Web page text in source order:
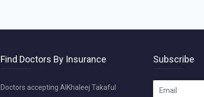
Find Doctors By Insurance
Doctors accepting AlKhaleej Takaful
Subscribe